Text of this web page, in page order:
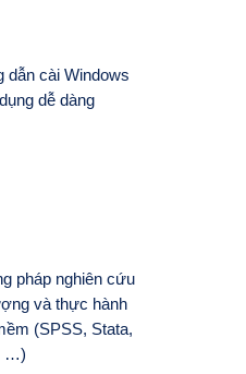
dẫn cài Windows
dễ dàng
pháp nghiên cứu
và thực hành
(SPSS, Stata,
…)